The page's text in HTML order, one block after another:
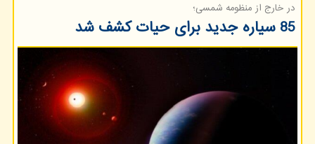
در خارج از منظومه شمسی؛
85 سیاره جدید برای حیات کشف شد